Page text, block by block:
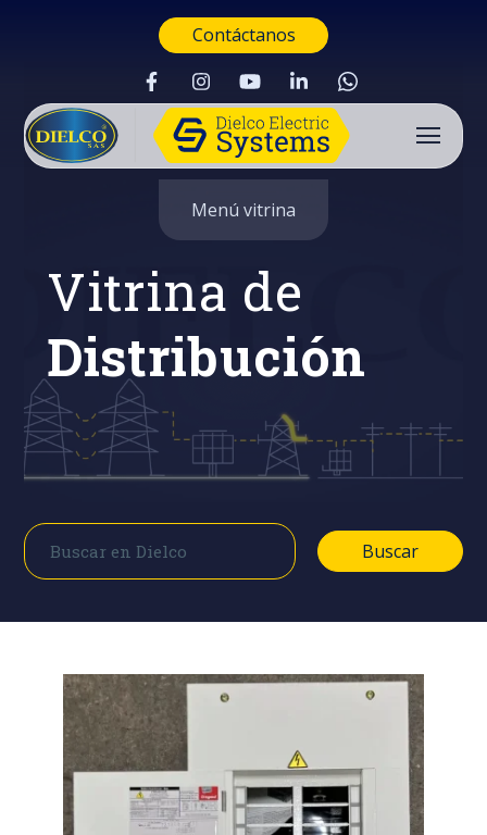
Contáctanos
Buscar
Menú vitrina
Vitrina de
Distribución
Buscar
Buscar